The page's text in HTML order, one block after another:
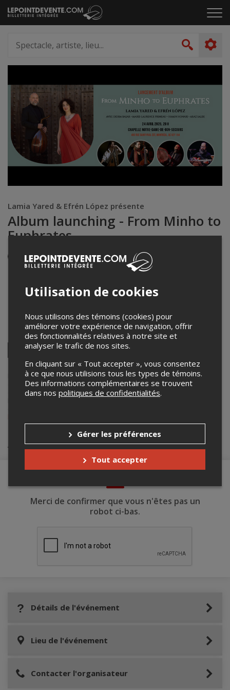
Passer
au
le
artiste,
lieu...
Lamia Yared & Efrén López présente
Album launching - From Minho to
Euphrates
Événement en personne
24 avril 2026
Chapelle Notre-Dame-de-Bon-Secours
Partagez cet événement
Facebook
Twitter
Linkedin PinterestEnvoyer
par
courriel
Lepointdevente.com agit à titre de mandataire pour Lamia Yared
dans le cadre de l’affichage en ligne et la vente de billets pour ses
événements.
Pour plus d’information à propos de cet événement, veuillez
Achat de billets
Merci de confirmer que vous n'êtes pas un
robot ci-bas.
Détails de l'événement
Lieu de l'événement
Contacter l'organisateur
Utilisation de cookies
Nous utilisons des témoins (cookies) pour
améliorer votre expérience de navigation, offrir
des fonctionnalités relatives à notre site et
analyser le trafic de nos sites.
En cliquant sur « Tout accepter », vous consentez
à ce que nous utilisions tous les types de témoins.
Des informations complémentaires se trouvent
dans nos politiques de confidentialités.
Gérer les préférences
Tout accepter